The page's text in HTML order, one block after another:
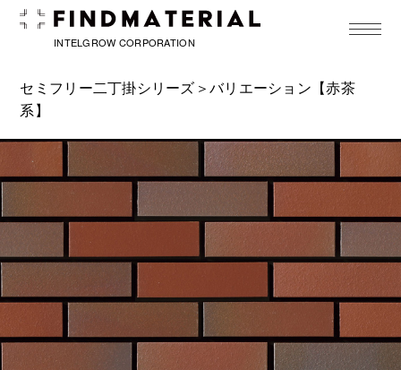
INTELGROW CORPORATION
toggle
セミフリー二丁掛シリーズ ＞バリエーション【赤茶
系】